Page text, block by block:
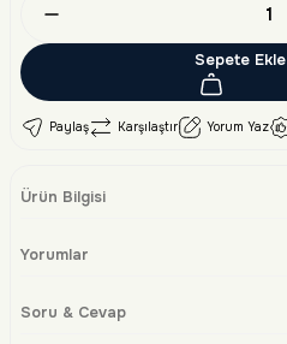
Sepete Ekle
Paylaş Karşılaştır Yorum Yaz
Ürün Bilgisi
Yorumlar
Soru & Cevap